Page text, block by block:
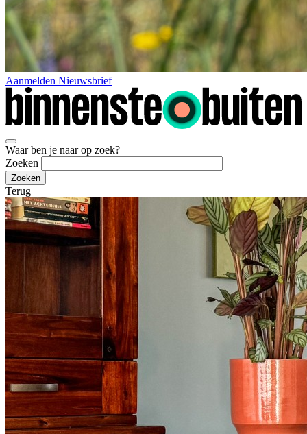
Aanmelden Nieuwsbrief
Waar ben je naar op zoek?
Zoeken
Terug